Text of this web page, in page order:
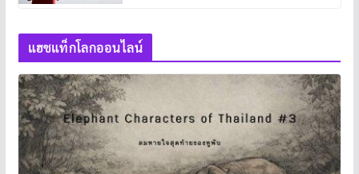
แฮชแท็กโลกออนไลน์